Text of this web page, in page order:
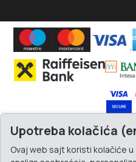
Upotreba kolačića
Ovaj web sajt koristi kolačiće